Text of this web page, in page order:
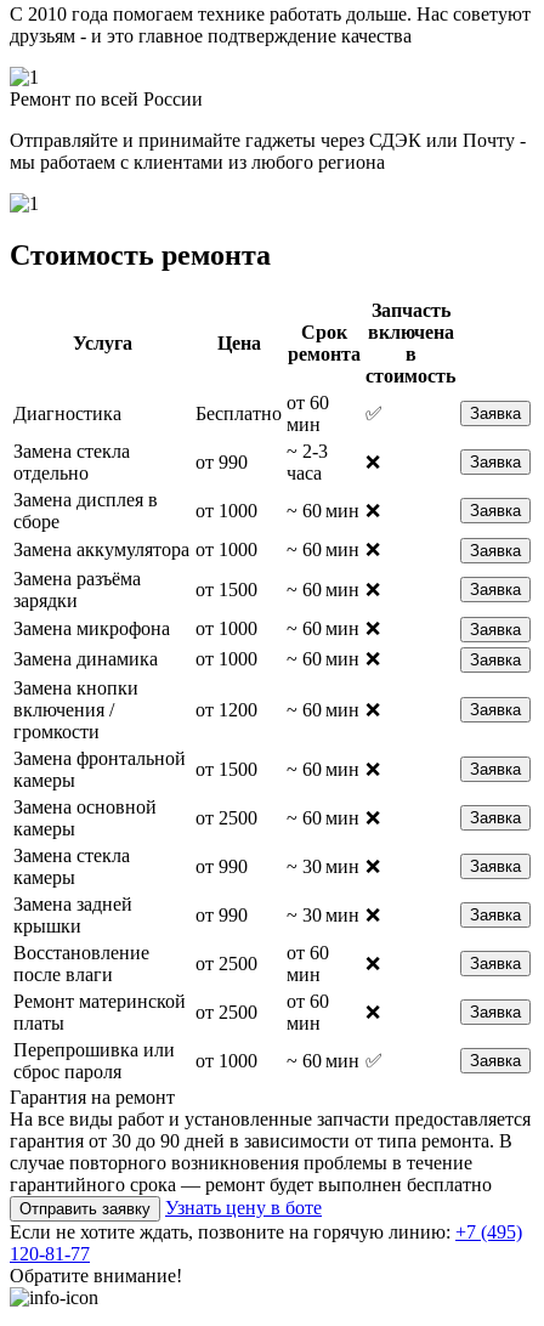
С 2010 года помогаем технике работать дольше. Нас советуют
друзьям - и это главное подтверждение качества
Ремонт по всей России
Отправляйте и принимайте гаджеты через СДЭК или Почту -
мы работаем с клиентами из любого региона
Стоимость ремонта
Услуга Цена
Срок
ремонта
Запчасть
включена
в
стоимость
Диагностика
Бесплатно
от 60
мин
✅ Заявка
Замена стекла
отдельно
от 990
~ 2-3
часа
❌ Заявка
Замена дисплея в
сборе
от 1000 ~ 60 мин ❌ Заявка
Замена аккумулятора от 1000 ~ 60 мин ❌ Заявка
Замена разъёма
зарядки
от 1500 ~ 60 мин ❌ Заявка
Замена микрофона от 1000 ~ 60 мин ❌ Заявка
Замена динамика от 1000 ~ 60 мин ❌ Заявка
Замена кнопки
включения /
громкости
от 1200 ~ 60 мин ❌ Заявка
Замена фронтальной
камеры
от 1500 ~ 60 мин ❌ Заявка
Замена основной
камеры
от 2500 ~ 60 мин ❌ Заявка
Замена стекла
камеры
от 990 ~ 30 мин ❌ Заявка
Замена задней
крышки
от 990 ~ 30 мин ❌ Заявка
Восстановление
после влаги
от 2500
от 60
мин
❌ Заявка
Ремонт материнской
платы
от 2500
от 60
мин
❌ Заявка
Перепрошивка или
сброс пароля
от 1000 ~ 60 мин ✅ Заявка
Гарантия на ремонт
На все виды работ и установленные запчасти предоставляется
гарантия от 30 до 90 дней в зависимости от типа ремонта. В
случае повторного возникновения проблемы в течение
гарантийного срока — ремонт будет выполнен бесплатно
Отправить заявку
Узнать цену в боте
Если не хотите ждать, позвоните на горячую линию: +7 (495)
120-81-77
Обратите внимание!